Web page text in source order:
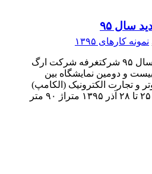
سال ۹۵
نمونه کارهای ۱۳۹۵
غرفه شرکت ارگ جدید سال ۹۵ شرکتغرفه شرکت ارگ
بیست و دومين نمایشگاه بین
و تجارت الکترونیک (الکامپ)
تاریخ برگزاری نمایشگاه ۲۵ تا ۲۸ آذر ۱۳۹۵ متراژ ۹۰ متر